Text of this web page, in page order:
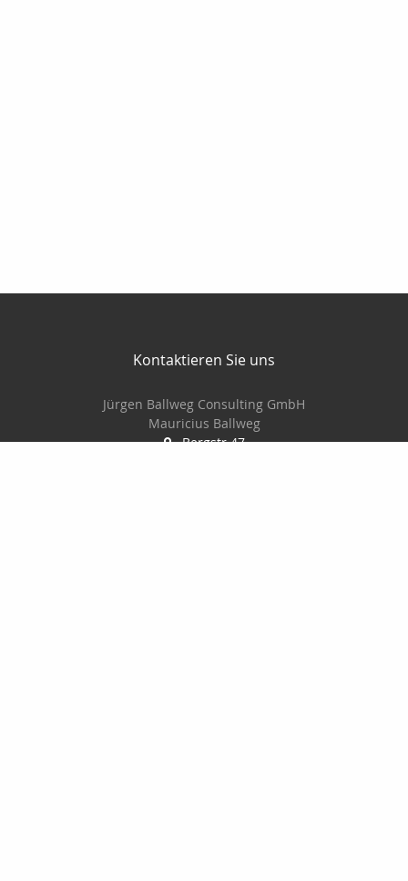
Kontaktieren Sie uns
Jürgen Ballweg Consulting GmbH
Mauricius Ballweg
Bergstr.47